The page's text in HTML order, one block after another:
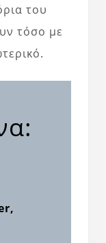
του
τόσο με